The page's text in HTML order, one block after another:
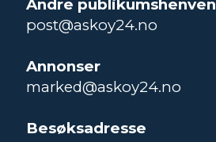
Andre
post@askoy24.no
Annonser
marked@askoy24.no
Besøksadresse